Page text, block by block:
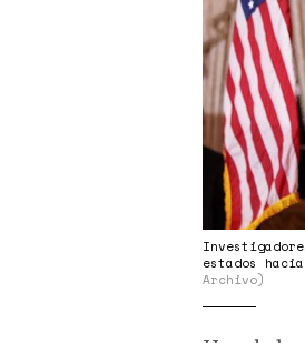
estados
Archivo)